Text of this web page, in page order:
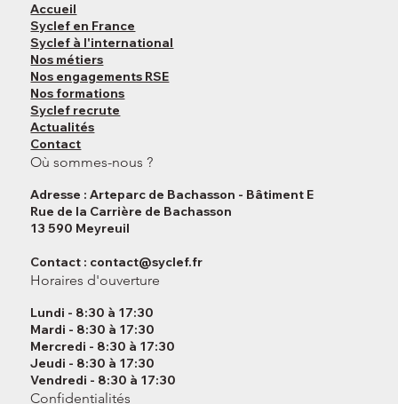
Accueil
Syclef en France
Syclef à l'international
Nos métiers
Nos engagements RSE
Nos formations
Syclef recrute
Actualités
Contact
Où sommes-nous ?
Adresse : Arteparc de Bachasson - Bâtiment E
Rue de la Carrière de Bachasson
13 590 Meyreuil
Contact : contact@syclef.fr
Horaires d'ouverture
Lundi - 8:30 à 17:30
Mardi - 8:30 à 17:30
Mercredi - 8:30 à 17:30
Jeudi - 8:30 à 17:30
Vendredi - 8:30 à 17:30
Confidentialités